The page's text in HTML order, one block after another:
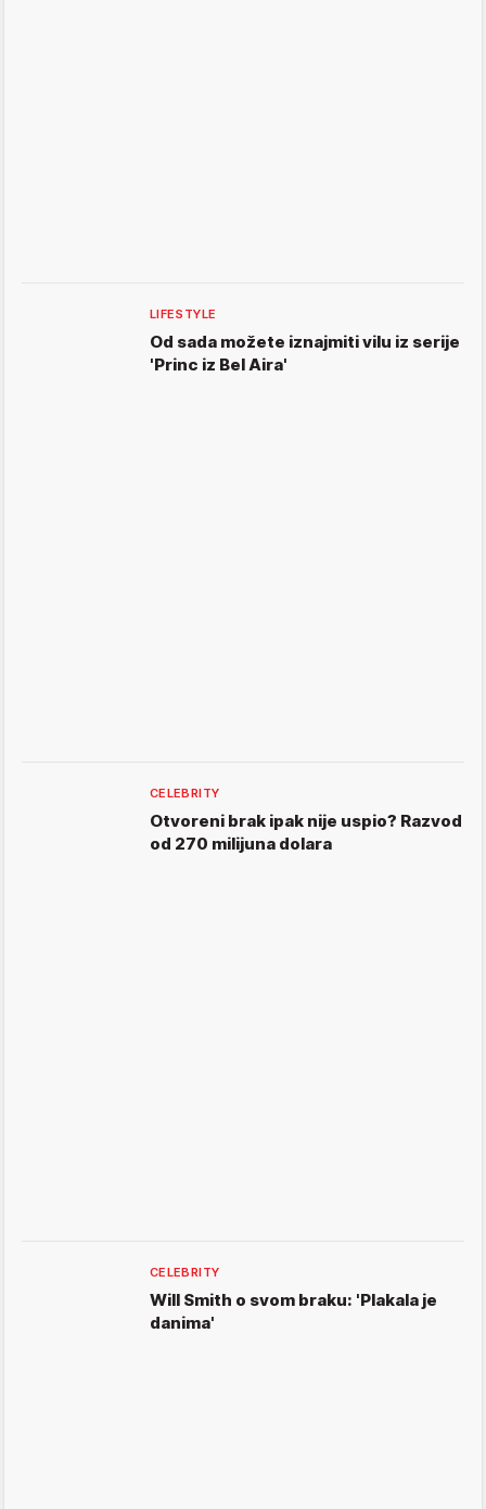
LIFESTYLE
Od sada možete iznajmiti vilu iz serije
'Princ iz Bel Aira'
CELEBRITY
Otvoreni brak ipak nije uspio? Razvod
od 270 milijuna dolara
CELEBRITY
Will Smith o svom braku: 'Plakala je
danima'